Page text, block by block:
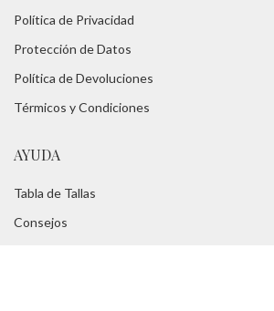
Política de Privacidad
Protección de Datos
Política de Devoluciones
Térmicos y Condiciones
AYUDA
Tabla de Tallas
Consejos